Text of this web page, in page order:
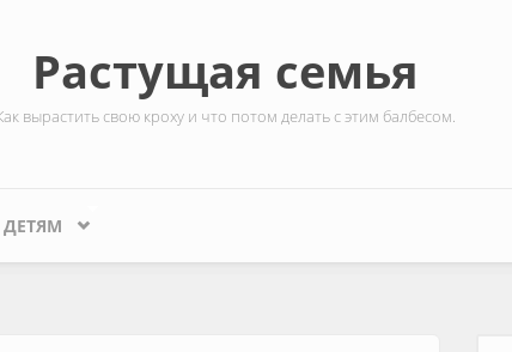
Растущая семья
вырастить свою кроху и что потом делать с этим балбесом.
ДЕТЯМ